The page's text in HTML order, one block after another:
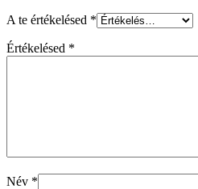
A te értékelésed *
Értékelésed *
Név *